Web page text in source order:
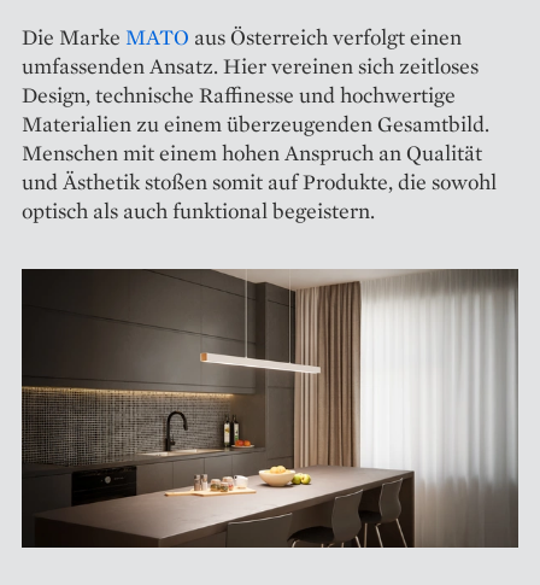
Die Marke MATO aus Österreich verfolgt einen
umfassenden Ansatz. Hier vereinen sich zeitloses
Design, technische Raffinesse und hochwertige
Materialien zu einem überzeugenden Gesamtbild.
Menschen mit einem hohen Anspruch an Qualität
und Ästhetik stoßen somit auf Produkte, die sowohl
optisch als auch funktional begeistern.